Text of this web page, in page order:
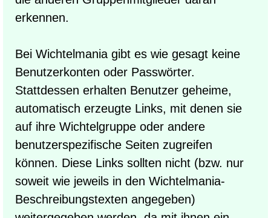
erkennen.
Bei Wichtelmania gibt es wie gesagt keine
Benutzerkonten oder Passwörter.
Stattdessen erhalten Benutzer geheime,
automatisch erzeugte Links, mit denen sie
auf ihre Wichtelgruppe oder andere
benutzerspezifische Seiten zugreifen
können. Diese Links sollten nicht (bzw. nur
soweit wie jeweils in den Wichtelmania-
Beschreibungstexten angegeben)